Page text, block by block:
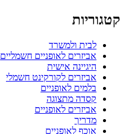
קטגוריות
לבית ולמשרד
אביזרים לאופניים חשמליים
היגיינה אישית
אביזרים לקורקינט חשמלי
בלמים לאופניים
קסדה מתצוגה
אביזרים לאופניים
מדריך
אוכף לאופניים